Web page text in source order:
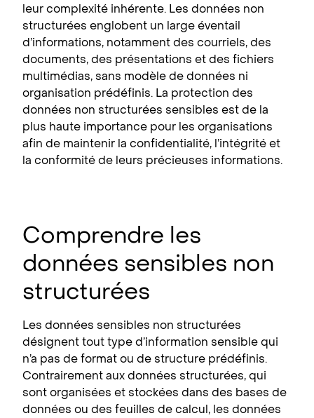
leur complexité inhérente. Les données non
structurées englobent un large éventail
d’informations, notamment des courriels, des
documents, des présentations et des fichiers
multimédias, sans modèle de données ni
organisation prédéfinis. La protection des
données non structurées sensibles est de la
plus haute importance pour les organisations
afin de maintenir la confidentialité, l’intégrité et
la conformité de leurs précieuses informations.
Comprendre les
données sensibles non
structurées
Les données sensibles non structurées
désignent tout type d’information sensible qui
n’a pas de format ou de structure prédéfinis.
Contrairement aux données structurées, qui
sont organisées et stockées dans des bases de
données ou des feuilles de calcul, les données